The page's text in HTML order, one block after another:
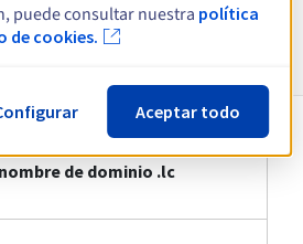
sobre .lc
de dominio .lc
puede consultar nuestra política
de cookies.
Aceptar todo